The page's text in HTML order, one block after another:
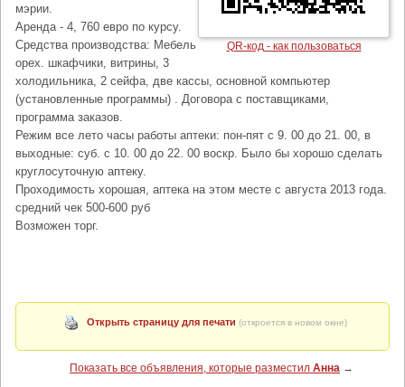
QR-код - как пользоваться
мэрии.
Аренда - 4, 760 евро по курсу.
Средства производства: Мебель
орех. шкафчики, витрины, 3
холодильника, 2 сейфа, две кассы, основной компьютер
(установленные программы) . Договора с поставщиками,
программа заказов.
Режим все лето часы работы аптеки: пон-пят с 9. 00 до 21. 00, в
выходные: суб. с 10. 00 до 22. 00 воскр. Было бы хорошо сделать
круглосуточную аптеку.
Проходимость хорошая, аптека на этом месте с августа 2013 года.
средний чек 500-600 руб
Возможен торг.
Открыть страницу для печати (откроется в новом окне)
Показать все объявления, которые разместил Анна →